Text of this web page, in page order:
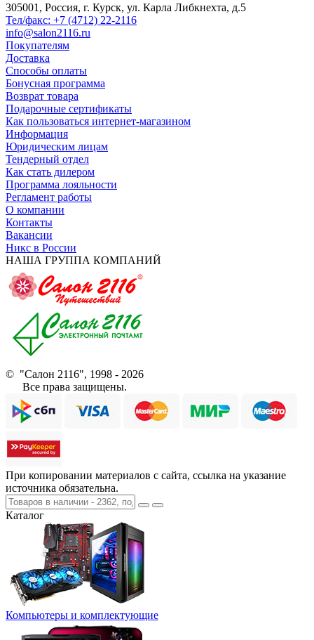
305001, Россия, г. Курск, ул. Карла Либкнехта, д.5
Тел/факс: +7 (4712) 22-2116
info@salon2116.ru
Покупателям
Доставка
Способы оплаты
Бонусная программа
Возврат товара
Подарочные сертификаты
Как пользоваться интернет-магазином
Информация
Юридическим лицам
Тендерный отдел
Как стать дилером
Программа лояльности
Регламент работы
О компании
Контакты
Вакансии
Никс в России
НАША ГРУППА КОМПАНИЙ
© "Салон 2116", 1998 - 2026
Все права защищены.
При копировании материалов с сайта, ссылка на указание
источника обязательна.
Каталог
Компьютеры и комплектующие